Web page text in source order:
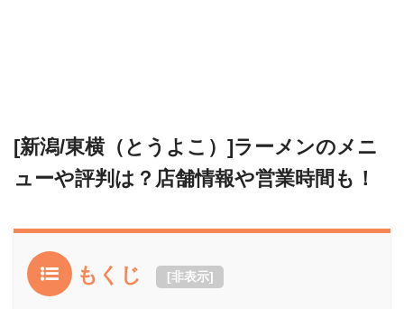
[新潟/東横（とうよこ）]ラーメンのメニ
ューや評判は？店舗情報や営業時間も！
もくじ [非表示]